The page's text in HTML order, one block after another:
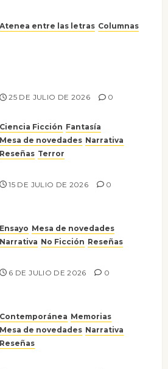
Atenea entre las letras Columnas
25 DE JULIO DE 2026 0
Ciencia Ficción Fantasía
Mesa de novedades Narrativa
Reseñas Terror
15 DE JULIO DE 2026 0
Ensayo Mesa de novedades
Narrativa No Ficción Reseñas
6 DE JULIO DE 2026 0
Contemporánea Memorias
Mesa de novedades Narrativa
Reseñas